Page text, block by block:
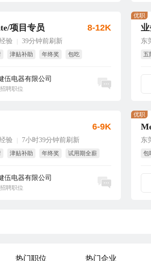
项目专员
验 39分钟前刷新
津贴补助 年终奖
包吃
伍电器有限公司
聘职位
8-12K
东
五
优职
验 7小时39分钟前刷新
津贴补助 年终奖
试用期全薪
伍电器有限公司
聘职位
6-9K
东
包
优职
热门职位 热门企业